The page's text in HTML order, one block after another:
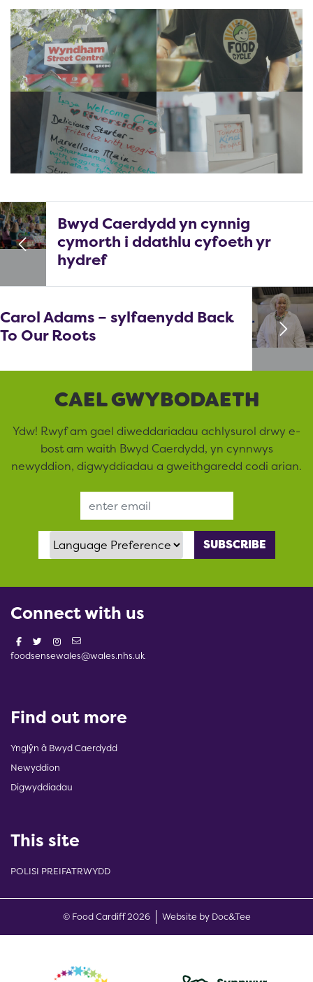
Bwyd Caerdydd yn cynnig
cymorth i ddathlu cyfoeth yr
hydref
Carol Adams – sylfaenydd Back
To Our Roots
CAEL GWYBODAETH
Ydw! Rwyf am gael diweddariadau achlysurol drwy e-
bost am waith Bwyd Caerdydd, yn cynnwys
newyddion, digwyddiadau a gweithgaredd codi arian.
Language Preference
Connect with us
foodsensewales@wales.nhs.uk
Find out more
Ynglŷn â Bwyd Caerdydd
Newyddion
Digwyddiadau
This site
POLISI PREIFATRWYDD
© Food Cardiff 2026 Website by Doc&Tee(opens new